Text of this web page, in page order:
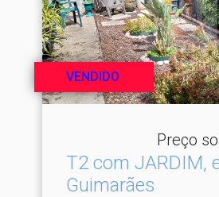
VENDIDO
Preço
T2 com JARDIM,
Guimarães